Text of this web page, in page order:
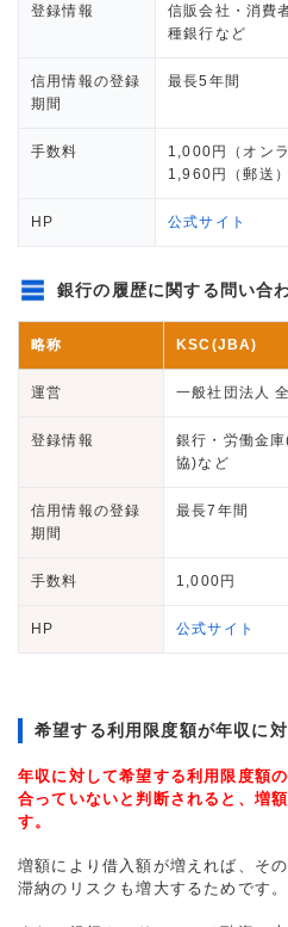
登録情報
信販会社・消費
種銀行など
信用情報の登録
期間
最長5年間
手数料
1,000円（オンラ
1,960円（郵送）
HP 公式サイト
銀行の履歴に関する問い合
略称 KSC(JBA)
運営 一般社団法人
登録情報
銀行・労働金
協)など
信用情報の登録
期間
最長7年間
手数料 1,000円
HP 公式サイト
希望する利用限度額が年収に
年収に対して希望する利用限度額
合っていないと判断されると、増
す。
増額により借入額が増えれば、そ
滞納のリスクも増大するためです。